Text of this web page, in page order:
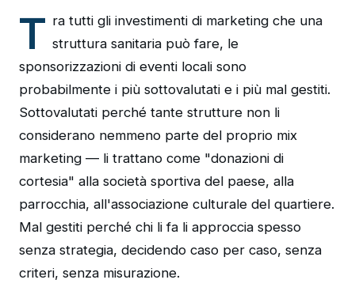
T ra tutti gli investimenti di marketing che una
struttura sanitaria può fare, le
sponsorizzazioni di eventi locali sono
probabilmente i più sottovalutati e i più mal gestiti.
Sottovalutati perché tante strutture non li
considerano nemmeno parte del proprio mix
marketing — li trattano come "donazioni di
cortesia" alla società sportiva del paese, alla
parrocchia, all'associazione culturale del quartiere.
Mal gestiti perché chi li fa li approccia spesso
senza strategia, decidendo caso per caso, senza
criteri, senza misurazione.